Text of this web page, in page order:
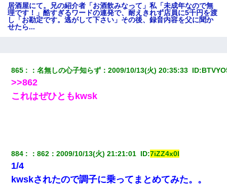
居酒屋にて。兄の紹介者「お酒飲みなって」私「未成年なので無
理です！」酷すぎるワードの連発で、耐えきれず店員に5千円を渡
し「お勘定です。逃がして下さい」その後、録音内容を父に聞か
せたら...
嫁が涙声で『会いたいね』とか言っているのが聞こえた。俺「こ
んな時間に誰と電話してんの？」嫁「ごめんなさい…！（大号
泣」俺（キターー）→
【驚愕】私「今まで育てた分のお金返してね(冗談)」息子「はい、
3000万円」→数年後。私「妹が病気になったから援助して欲し
い」→
865 ：名無しの心子知らず ：2009/10/13(火) 20:35:33 ID:
>>862
これはぜひともkwsk
884 ：862 ：2009/10/13(火) 21:21:01 ID:7iZZ4x0l
1/4
kwskされたので調子に乗ってまとめてみた。。